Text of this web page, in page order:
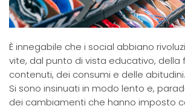
È innegabile che i social abbiano
vite, dal punto di vista educativo, della
contenuti, dei consumi e delle abitudini.
Si sono insinuati in modo lento e,
dei cambiamenti che hanno imposto